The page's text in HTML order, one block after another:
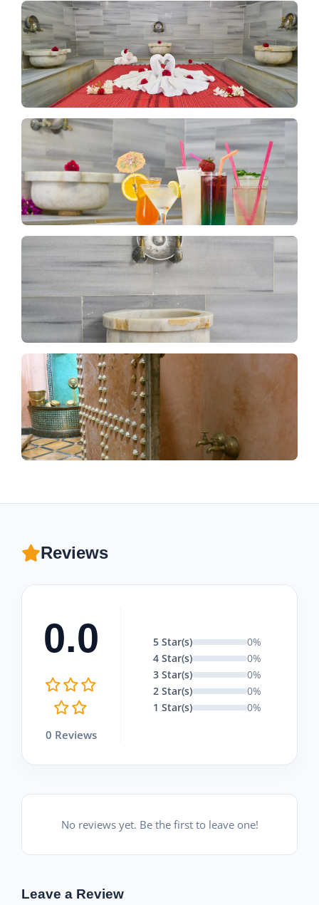
Reviews
0.0
0 Reviews
5 Star(s)
0%
4 Star(s)
0%
3 Star(s)
0%
2 Star(s)
0%
1 Star(s)
0%
No reviews yet. Be the first to leave one!
Leave a Review